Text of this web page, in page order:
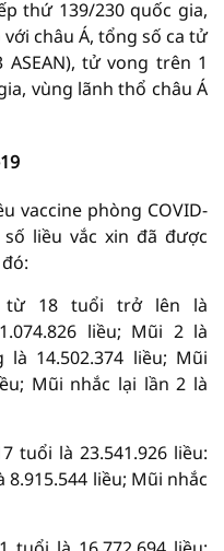
thứ 139/230 quốc gia,
châu Á, tổng số ca tử
tử vong trên 1
vùng lãnh thổ châu Á
vaccine phòng COVID-
liều vắc xin đã được
từ 18 tuổi trở lên là
liều; Mũi 2 là
là 14.502.374 liều; Mũi
Mũi nhắc lại lần 2 là
tuổi là 23.541.926 liều:
8.915.544 liều; Mũi nhắc